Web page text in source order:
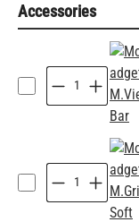
Accessories